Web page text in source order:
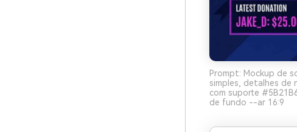
Prompt: Mockup de
simples, detalhes de
com suporte
de fundo --ar 16:9